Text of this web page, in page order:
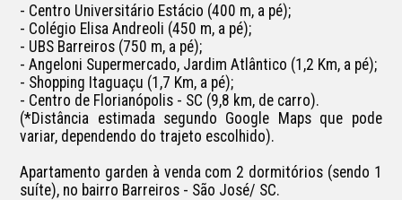
- Centro Universitário Estácio (400 m, a pé);
- Colégio Elisa Andreoli (450 m, a pé);
- UBS Barreiros (750 m, a pé);
- Angeloni Supermercado, Jardim Atlântico (1,2 Km, a pé);
- Shopping Itaguaçu (1,7 Km, a pé);
- Centro de Florianópolis - SC (9,8 km, de carro).
(*Distância estimada segundo Google Maps que pode
variar, dependendo do trajeto escolhido).
Apartamento garden à venda com 2 dormitórios (sendo 1
suíte), no bairro Barreiros - São José/ SC.